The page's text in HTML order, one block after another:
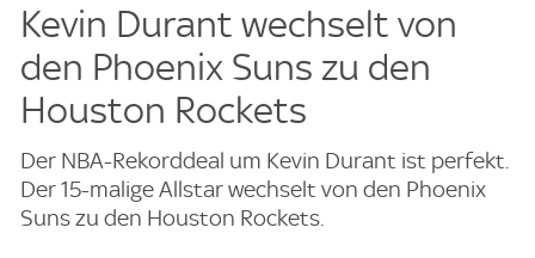
Kevin Durant wechselt von
den Phoenix Suns zu den
Houston Rockets
Der NBA-Rekorddeal um Kevin Durant ist perfekt.
Der 15-malige Allstar wechselt von den Phoenix
Suns zu den Houston Rockets.